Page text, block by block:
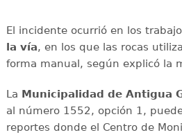
El incidente ocurrió en los
la vía, en los que las rocas
forma manual, según explicó la
La Municipalidad de Antigua
al número 1552, opción 1,
reportes donde el Centro de